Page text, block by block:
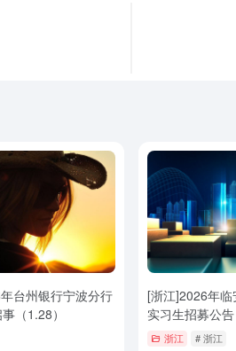
台州银行宁波分行
（1.28）
[浙江]2026年
实习生招募公告
浙江 # 浙江